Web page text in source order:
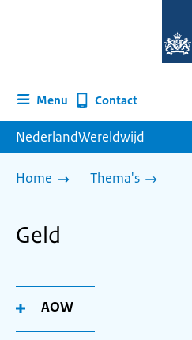
homepage
Menu Contact
NederlandWereldwijd
Home Thema's
Geld
AOW